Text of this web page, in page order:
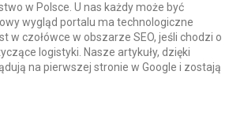
w Polsce. U nas każdy może być
wygląd portalu ma technologiczne
w czołówce w obszarze SEO, jeśli chodzi o
logistyki. Nasze artykuły, dzięki
na pierwszej stronie w Google i zostają